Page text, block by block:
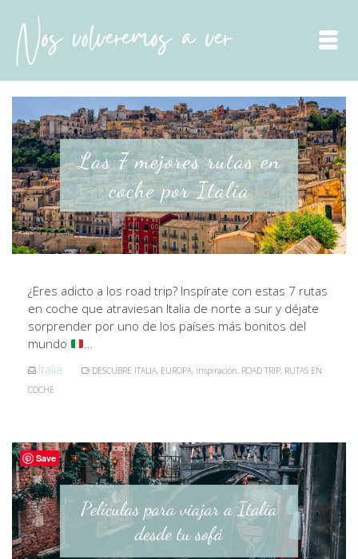
¿Eres adicto a los road trip? Inspírate con estas 7 rutas
en coche que atraviesan Italia de norte a sur y déjate
sorprender por uno de los países más bonitos del
mundo
…
Italia
DESCUBRE ITALIA, EUROPA, inspiración, ROAD TRIP, RUTAS EN
COCHE
Save